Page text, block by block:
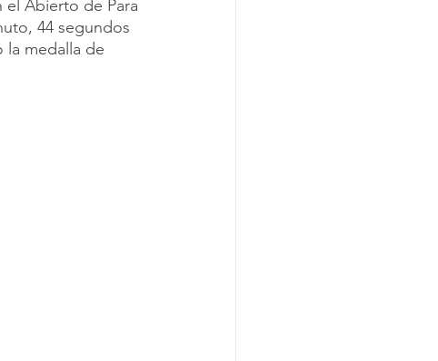
el Abierto de Para
44 segundos
la medalla de